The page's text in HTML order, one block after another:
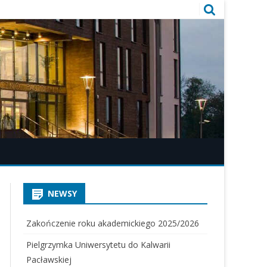
NEWSY
Zakończenie roku akademickiego 2025/2026
Pielgrzymka Uniwersytetu do Kalwarii
Pacławskiej